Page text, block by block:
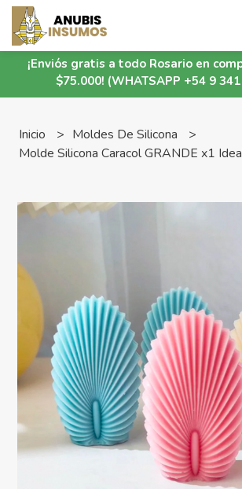
¡Enviós gratis a todo Rosario en
$75.000! (WHATSAPP +54 9
Inicio
Moldes De Silicona
Molde Silicona Caracol GRANDE x1